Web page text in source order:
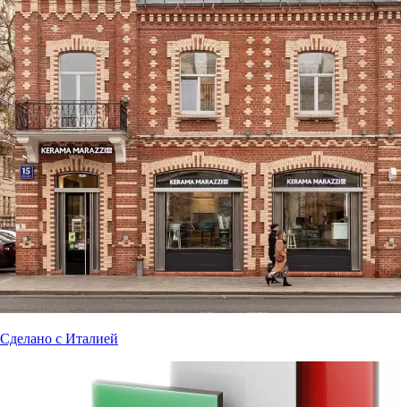
Сделано с Италией